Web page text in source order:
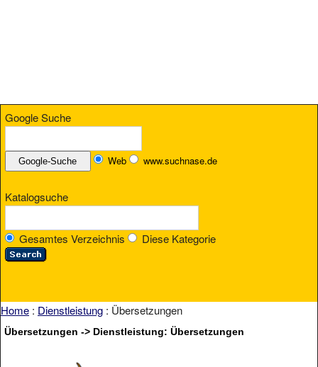
Google Suche
Web www.suchnase.de
Katalogsuche
Gesamtes Verzeichnis Diese Kategorie
Home : Dienstleistung : Übersetzungen
Übersetzungen -> Dienstleistung: Übersetzungen